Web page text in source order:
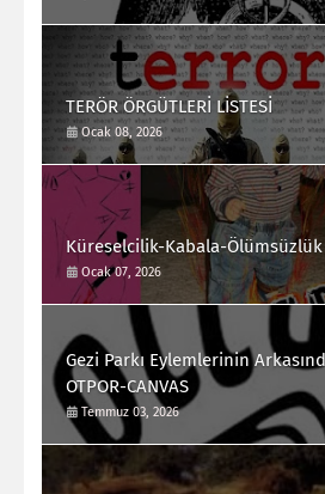
TERÖR ÖRGÜTLERİ LİSTESİ
Ocak 08, 2026
Küreselcilik-Kabala-
Ocak 07, 2026
Gezi Parkı Eylemlerinin
OTPOR-CANVAS
Temmuz 03, 2026